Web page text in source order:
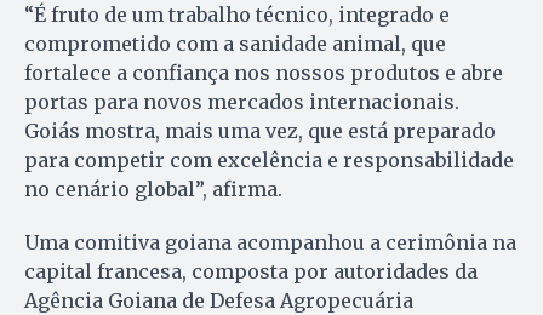
“É fruto de um trabalho técnico, integrado e
comprometido com a sanidade animal, que
fortalece a confiança nos nossos produtos e abre
portas para novos mercados internacionais.
Goiás mostra, mais uma vez, que está preparado
para competir com excelência e responsabilidade
no cenário global”, afirma.
Uma comitiva goiana acompanhou a cerimônia na
capital francesa, composta por autoridades da
Agência Goiana de Defesa Agropecuária